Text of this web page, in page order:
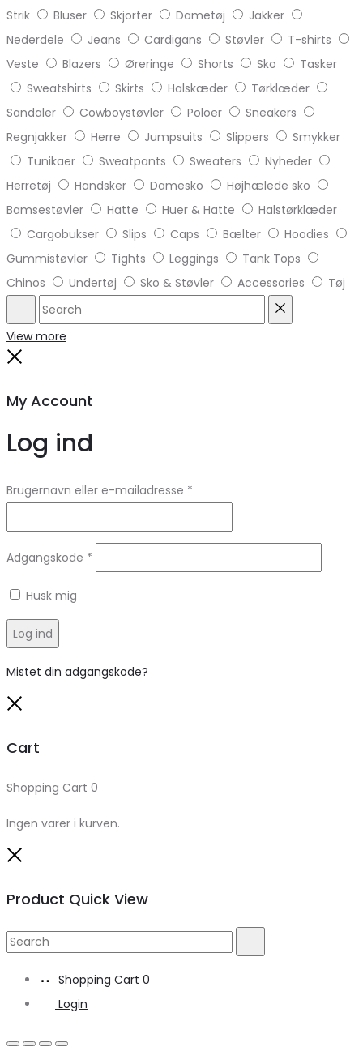
Strik
Bluser Skjorter Dametøj
Jakker
Nederdele
Jeans Cardigans Støvler
T-shirts
Veste
Blazers Øreringe Shorts Sko
Tasker
Sweatshirts
Skirts Halskæder
Tørklæder
Sandaler
Cowboystøvler Poloer
Sneakers
Regnjakker
Herre Jumpsuits Slippers
Smykker
Tunikaer
Sweatpants Sweaters
Nyheder
Herretøj
Handsker Damesko
Højhælede sko
Bamsestøvler
Hatte Huer & Hatte
Halstørklæder
Cargobukser
Slips Caps Bælter
Hoodies
Gummistøvler
Tights Leggings
Tank Tops
Chinos
Undertøj Sko & Støvler Accessories Tøj
Search
View more
My Account
Log ind
Brugernavn eller e-mailadresse *
Adgangskode *
Husk mig
Log ind
Mistet din adgangskode?
Cart
Shopping Cart 0
Ingen varer i kurven.
Product Quick View
Search
Shopping Cart 0
Login